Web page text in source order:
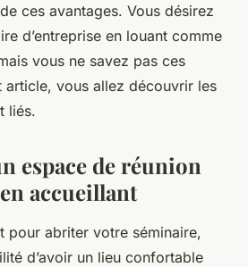
ces avantages. Vous désirez
d’entreprise en louant comme
vous ne savez pas ces
article, vous allez découvrir les
liés.
espace de réunion
accueillant
pour abriter votre séminaire,
d’avoir un lieu confortable